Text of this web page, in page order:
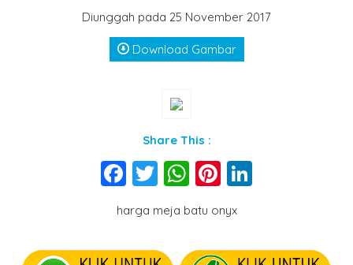
Diunggah pada 25 November 2017
Download Gambar
Share This :
Facebook
Twitter
WhatsApp
Pinterest
harga meja batu onyx